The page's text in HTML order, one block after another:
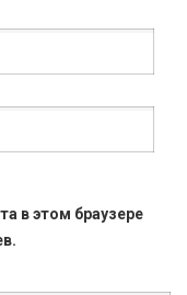
в этом браузере